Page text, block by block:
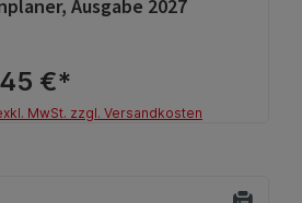
Ausgabe 2027
€*
MwSt. zzgl. Versandkosten